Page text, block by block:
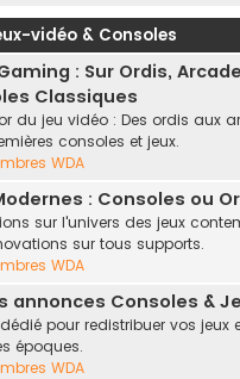
vidéo & Consoles
: Sur Ordis,
Classiques
du jeu vidéo : Des ordis aux
consoles et jeux.
WDA
: Consoles ou
sur l'univers des jeux
sur tous supports.
WDA
annonces Consoles &
pour redistribuer vos jeux
époques.
WDA